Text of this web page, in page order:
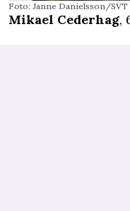
Foto: Janne Danielsson/SVT
Mikael Cederhag,